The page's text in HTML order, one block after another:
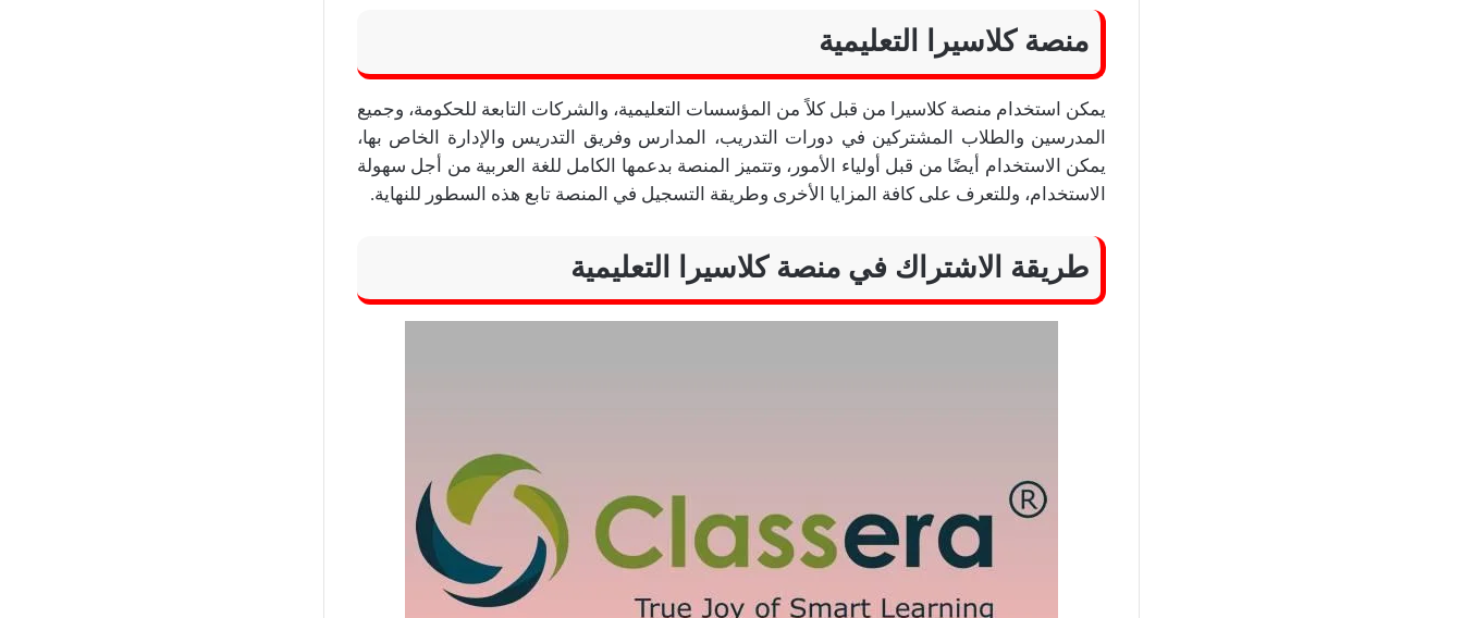
منصة كلاسيرا التعليمية
يمكن استخدام منصة كلاسيرا من قبل كلاً من المؤسسات التعليمية، والشركات التابعة للحكومة، وجميع
المدرسين والطلاب المشتركين في دورات التدريب، المدارس وفريق التدريس والإدارة الخاص بها،
يمكن الاستخدام أيضًا من قبل أولياء الأمور، وتتميز المنصة بدعمها الكامل للغة العربية من أجل سهولة
الاستخدام، وللتعرف على كافة المزايا الأخرى وطريقة التسجيل في المنصة تابع هذه السطور للنهاية.
طريقة الاشتراك في منصة كلاسيرا التعليمية